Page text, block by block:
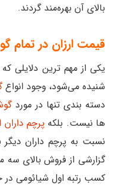
بالای آن بهره‌مند گردند.
قیمت ارزان در تمام
یکی از مهم ترین دلایلی
شنیده می‌شود، وجود انواع
دسته بندی تنها در مورد
ها نیست. بلکه پرچم داران
نسبت به پرچم داران دیگر
کسب رتبه اول شیائومی